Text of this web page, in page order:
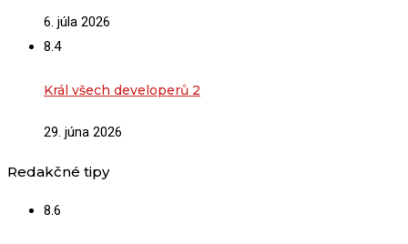
6. júla 2026
8.4
Král všech developerů 2
29. júna 2026
Redakčné tipy
8.6